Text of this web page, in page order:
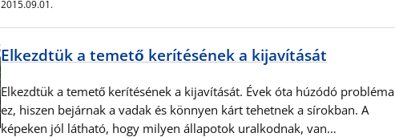
2015.09.01.
Elkezdtük a temető kerítésének a kijavítását
Elkezdtük a temető kerítésének a kijavítását. Évek óta húzódó probléma
ez, hiszen bejárnak a vadak és könnyen kárt tehetnek a sírokban. A
képeken jól látható, hogy milyen állapotok uralkodnak, van…